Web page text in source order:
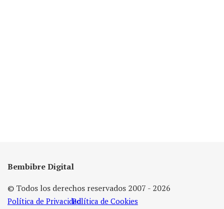
Bembibre Digital
© Todos los derechos reservados 2007 - 2026
Política de PrivacidadPolítica de Cookies